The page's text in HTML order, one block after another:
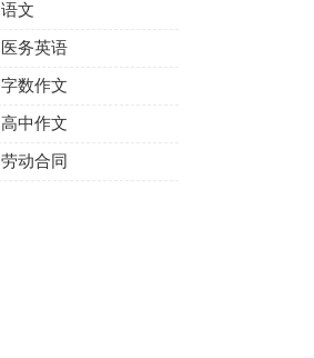
语文
医务英语
字数作文
高中作文
劳动合同